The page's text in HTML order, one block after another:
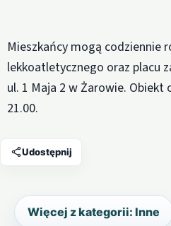
Mieszkańcy mogą codziennie
lekkoatletycznego oraz placu
ul. 1 Maja 2 w Żarowie.
21.00.
Udostępnij
Więcej z kategorii: Inne